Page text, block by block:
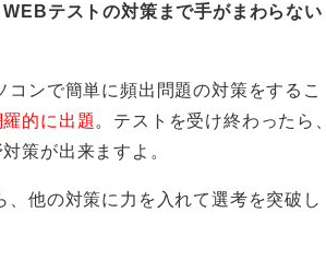
ュースなどに関心を持ち、自分ならど
WEBテストの対策まで手がまわらない
コンで簡単に頻出問題の対策をするこ
的に出題 。テストを受け終わったら、
策が出来ますよ。
他の対策に力を入れて選考を突破し